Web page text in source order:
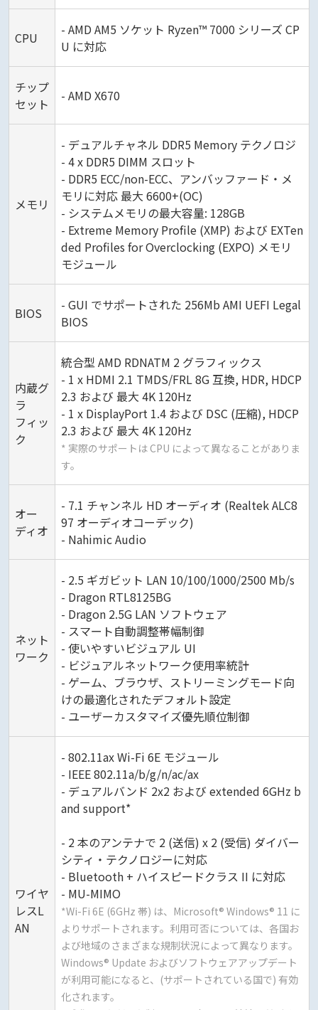
CPU
- AMD AM5 ソケット Ryzen™ 7000 シリーズ CP
U に対応
チップ
セット
- AMD X670
メモリ
- デュアルチャネル DDR5 Memory テクノロジ
- 4 x DDR5 DIMM スロット
- DDR5 ECC/non-ECC、アンバッファード・メ
モリに対応 最大 6600+(OC)
- システムメモリの最大容量: 128GB
- Extreme Memory Profile (XMP) および EXTen
ded Profiles for Overclocking (EXPO) メモリ
モジュール
BIOS
- GUI でサポートされた 256Mb AMI UEFI Legal
BIOS
内蔵グ
ラ
フィッ
ク
統合型 AMD RDNATM 2 グラフィックス
- 1 x HDMI 2.1 TMDS/FRL 8G 互換, HDR, HDCP
2.3 および 最大 4K 120Hz
- 1 x DisplayPort 1.4 および DSC (圧縮), HDCP
2.3 および 最大 4K 120Hz
* 実際のサポートは CPU によって異なることがありま
す。
オー
ディオ
- 7.1 チャンネル HD オーディオ (Realtek ALC8
97 オーディオコーデック)
- Nahimic Audio
ネット
ワーク
- 2.5 ギガビット LAN 10/100/1000/2500 Mb/s
- Dragon RTL8125BG
- Dragon 2.5G LAN ソフトウェア
- スマート自動調整帯幅制御
- 使いやすいビジュアル UI
- ビジュアルネットワーク使用率統計
- ゲーム、ブラウザ、ストリーミングモード向
けの最適化されたデフォルト設定
- ユーザーカスタマイズ優先順位制御
ワイヤ
レスL
AN
- 802.11ax Wi-Fi 6E モジュール
- IEEE 802.11a/b/g/n/ac/ax
- デュアルバンド 2x2 および extended 6GHz b
and support*
- 2 本のアンテナで 2 (送信) x 2 (受信) ダイバー
シティ・テクノロジーに対応
- Bluetooth + ハイスピードクラス II に対応
- MU-MIMO
*Wi-Fi 6E (6GHz 帯) は、Microsoft® Windows® 11 に
よりサポートされます。利用可否については、各国お
よび地域のさまざまな規制状況によって異なります。
Windows® Update およびソフトウェアアップデート
が利用可能になると、(サポートされている国で) 有効
化されます。